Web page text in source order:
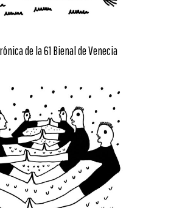
de la 61 Bienal de Venecia